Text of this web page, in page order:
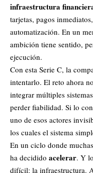
infraestructura
tarjetas, pagos
automatización. En un
ambición tiene sentido,
ejecución.
Con esta Serie C, la
intentarlo. El reto ahora
integrar múltiples
perder fiabilidad. Si lo
uno de esos actores
los cuales el sistema
En un ciclo donde
ha decidido acelerar. Y
difícil: la infraestructura.